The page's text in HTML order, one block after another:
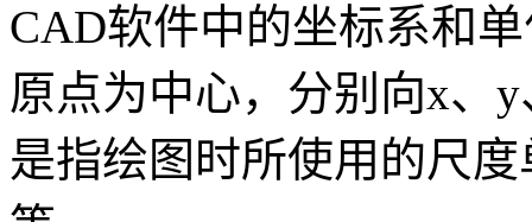
CAD软件中的坐标系和
原点为中心，分别向x、
是指绘图时所使用的尺